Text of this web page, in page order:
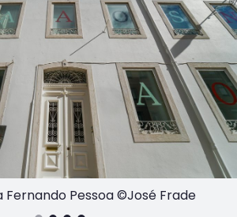
Fernando Pessoa ©José Frade